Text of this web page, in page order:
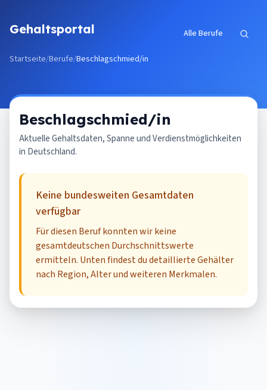
Gehaltsportal Alle Berufe
Startseite/Berufe/Beschlagschmied/in
Beschlagschmied/in
Aktuelle Gehaltsdaten, Spanne und Verdienstmöglichkeiten
in Deutschland.
Keine bundesweiten Gesamtdaten
verfügbar
Für diesen Beruf konnten wir keine
gesamtdeutschen Durchschnittswerte
ermitteln. Unten findest du detaillierte Gehälter
nach Region, Alter und weiteren Merkmalen.